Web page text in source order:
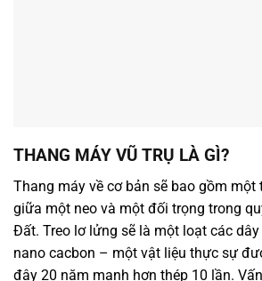
THANG MÁY VŨ TRỤ LÀ GÌ?
Thang máy về cơ bản sẽ bao gồm một
giữa một neo và một đối trọng trong
Đất. Treo lơ lửng sẽ là một loạt các
nano cacbon – một vật liệu thực sự
đây 20 năm mạnh hơn thép 10 lần.